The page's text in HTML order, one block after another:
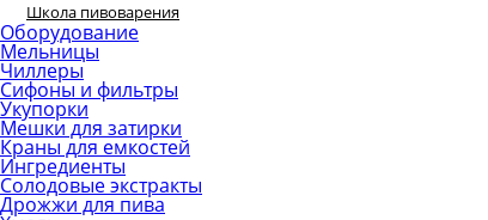
Школа пивоварения
Оборудование
Мельницы
Чиллеры
Сифоны и фильтры
Укупорки
Мешки для затирки
Краны для емкостей
Ингредиенты
Солодовые экстракты
Дрожжи для пива